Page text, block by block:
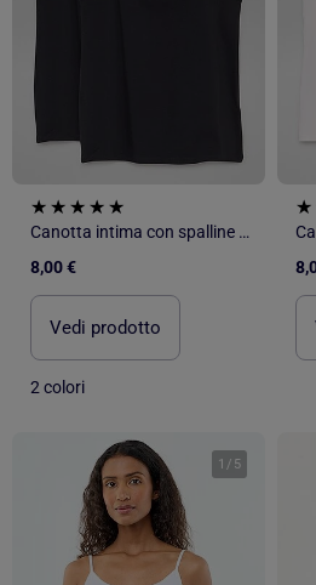
Canotta intima con spalline sottili
8,00 €
Vedi prodotto
2 colori
1 / 5